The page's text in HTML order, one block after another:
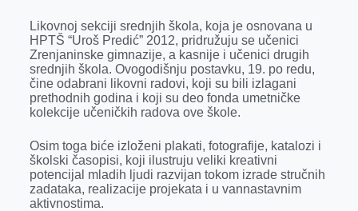
r
Likovnoj sekciji srednjih škola, koja je osnovana u
HPTŠ “Uroš Predić” 2012, pridružuju se učenici
Zrenjaninske gimnazije, a kasnije i učenici drugih
srednjih škola. Ovogodišnju postavku, 19. po redu,
čine odabrani likovni radovi, koji su bili izlagani
prethodnih godina i koji su deo fonda umetničke
kolekcije učeničkih radova ove škole.
Osim toga biće izloženi plakati, fotografije, katalozi i
školski časopisi, koji ilustruju veliki kreativni
potencijal mladih ljudi razvijan tokom izrade stručnih
zadataka, realizacije projekata i u vannastavnim
aktivnostima.